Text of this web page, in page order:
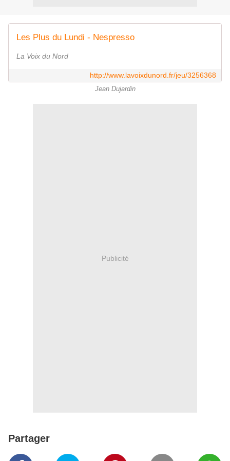
Les Plus du Lundi - Nespresso
La Voix du Nord
http://www.lavoixdunord.fr/jeu/3256368
Jean Dujardin
Publicité
Partager